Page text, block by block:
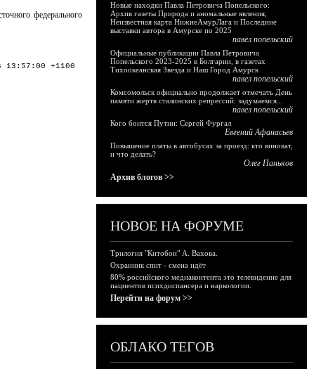
федерального
13:57:00 +1100
Новые находки Павла Петровича Попельского:
Архив газеты Природа и аномальные явления,
Неизвестная карта НижнеАмурЛага и Последние
выставки автора в Амурске по 2025
павел попельский
Официальные публикации Павла Петровича
Попельского 2023-2025 в Болгарии, в газетах
Тихоокеанская Звезда и Наш Город Амурск
павел попельский
Комсомольск официально продолжает отмечать День
памяти жертв сталинских репрессий: задумаемся...
павел попельский
Кого боится Путин: Сергей Фургал
Евгений Афанасьев
Повышение платы в автобусах за проезд: кто виноват,
и что делать?
Олег Паньков
Архив блогов >>
НОВОЕ НА ФОРУМЕ
Трилогия "Китобои" А. Вахова.
Охранник спит - смена идёт
80% российского медиаконтента это телевидение для
пациентов психдиспансера и наркологии.
Перейти на форум >>
ОБЛАКО ТЕГОВ